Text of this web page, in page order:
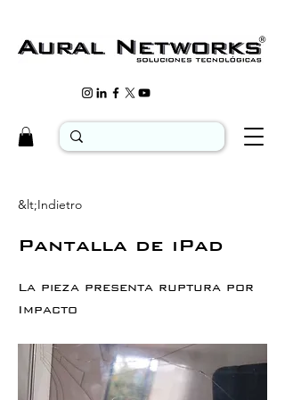
&lt;Indietro
Pantalla de iPad
La pieza presenta ruptura por
Impacto